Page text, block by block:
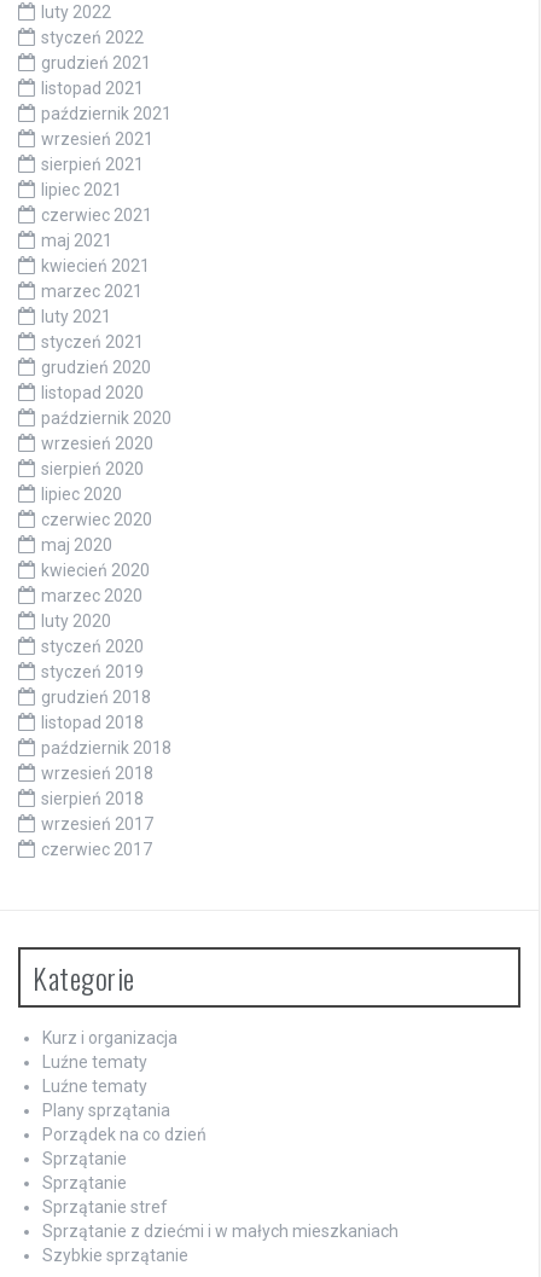
luty 2022
styczeń 2022
grudzień 2021
listopad 2021
październik 2021
wrzesień 2021
sierpień 2021
lipiec 2021
czerwiec 2021
maj 2021
kwiecień 2021
marzec 2021
luty 2021
styczeń 2021
grudzień 2020
listopad 2020
październik 2020
wrzesień 2020
sierpień 2020
lipiec 2020
czerwiec 2020
maj 2020
kwiecień 2020
marzec 2020
luty 2020
styczeń 2020
styczeń 2019
grudzień 2018
listopad 2018
październik 2018
wrzesień 2018
sierpień 2018
wrzesień 2017
czerwiec 2017
Kategorie
Kurz i organizacja
Luźne tematy
Luźne tematy
Plany sprzątania
Porządek na co dzień
Sprzątanie
Sprzątanie
Sprzątanie stref
Sprzątanie z dziećmi i w małych mieszkaniach
Szybkie sprzątanie